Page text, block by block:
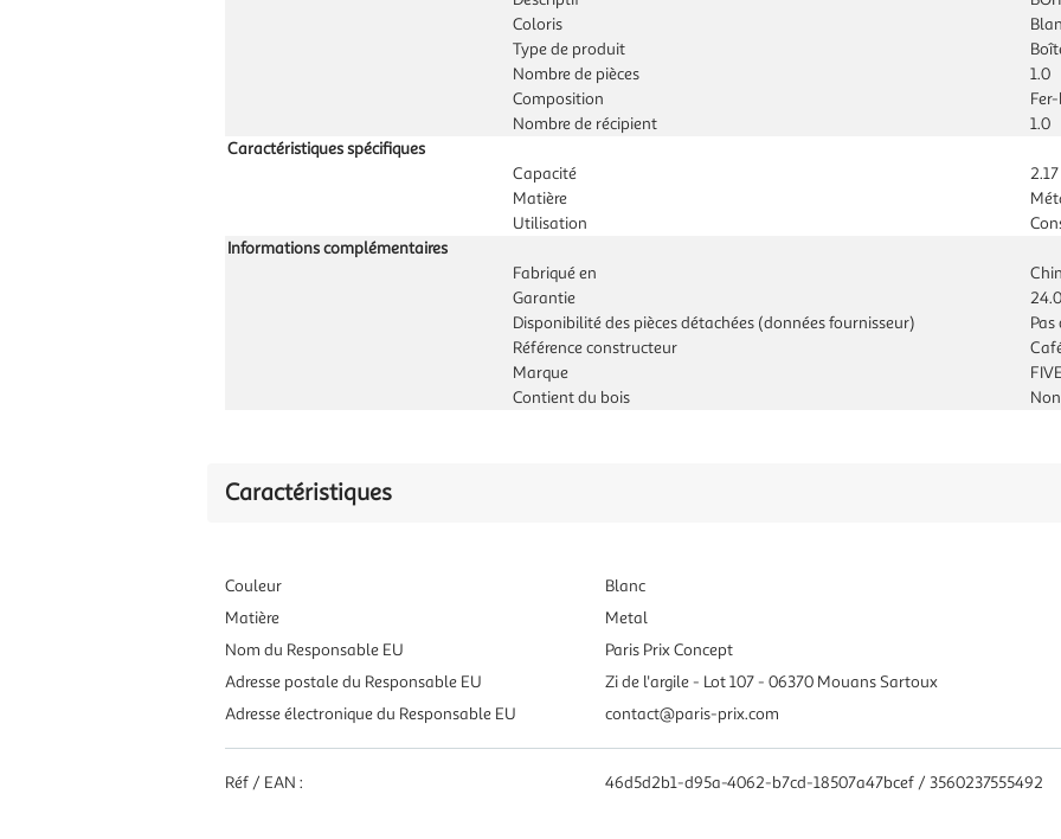
Coloris
Type de produit
Nombre de pièces
1.0
Composition
Nombre de récipient
1.0
Caractéristiques spécifiques
Capacité
2.17
Matière
Utilisation
Informations complémentaires
Fabriqué en
Garantie
24.0
Disponibilité des pièces détachées (données fournisseur)
Référence constructeur
Marque
FIVE
Contient du bois
Non
Caractéristiques
Couleur
Blanc
Matière
Metal
Nom du Responsable EU
Paris Prix Concept
Adresse postale du Responsable EU
Zi de l'argile - Lot 107 - 06370 Mouans Sartoux
Adresse électronique du Responsable EU
contact@paris-prix.com
Réf / EAN : 46d5d2b1-d95a-4062-b7cd-18507a47bcef / 3560237555492